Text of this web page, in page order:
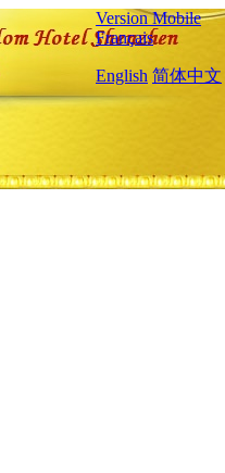
Version Mobile
Français
English 简体中文